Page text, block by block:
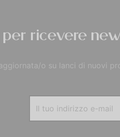
per ricevere
o su lanci di nuovi